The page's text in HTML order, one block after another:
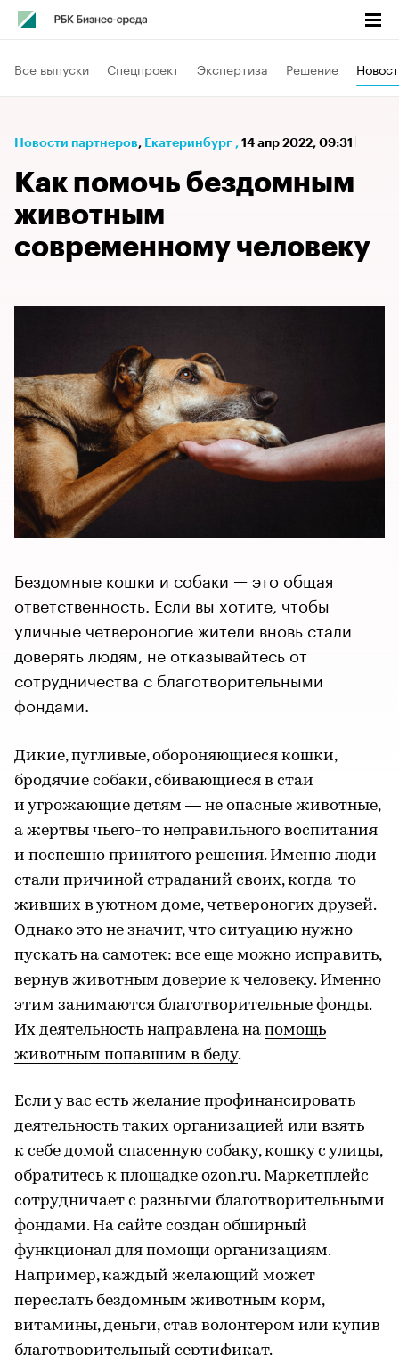
Все выпуски Спецпроект Экспертиза Решение
Новости партнеров⁠, Екатеринбург , 14 апр 2022, 09:31
Как помочь бездомным
животным
современному человеку
Бездомные кошки и собаки — это общая
ответственность. Если вы хотите, чтобы
уличные четвероногие жители вновь стали
доверять людям, не отказывайтесь от
сотрудничества с благотворительными
фондами.
Дикие, пугливые, обороняющиеся кошки,
бродячие собаки, сбивающиеся в стаи
и угрожающие детям — не опасные животные,
а жертвы чьего-то неправильного воспитания
и поспешно принятого решения. Именно люди
стали причиной страданий своих, когда-то
живших в уютном доме, четвероногих друзей.
Однако это не значит, что ситуацию нужно
пускать на самотек: все еще можно исправить,
вернув животным доверие к человеку. Именно
этим занимаются благотворительные фонды.
Их деятельность направлена на помощь
животным попавшим в беду.
Если у вас есть желание профинансировать
деятельность таких организацией или взять
к себе домой спасенную собаку, кошку с улицы,
обратитесь к площадке ozon.ru. Маркетплейс
сотрудничает с разными благотворительными
фондами. На сайте создан обширный
функционал для помощи организациям.
Например, каждый желающий может
переслать бездомным животным корм,
витамины, деньги, став волонтером или купив
благотворительный сертификат.